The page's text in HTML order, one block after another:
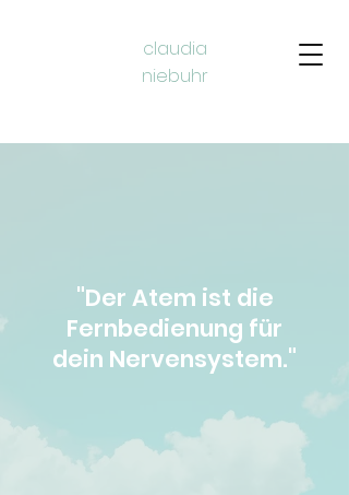
claudia
niebuhr​
"Der Atem ist die
Fernbedienung für
dein Nervensystem."